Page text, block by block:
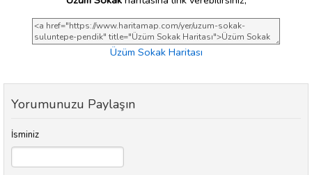
Üzüm Sokak Haritası
Yorumunuzu Paylaşın
İsminiz